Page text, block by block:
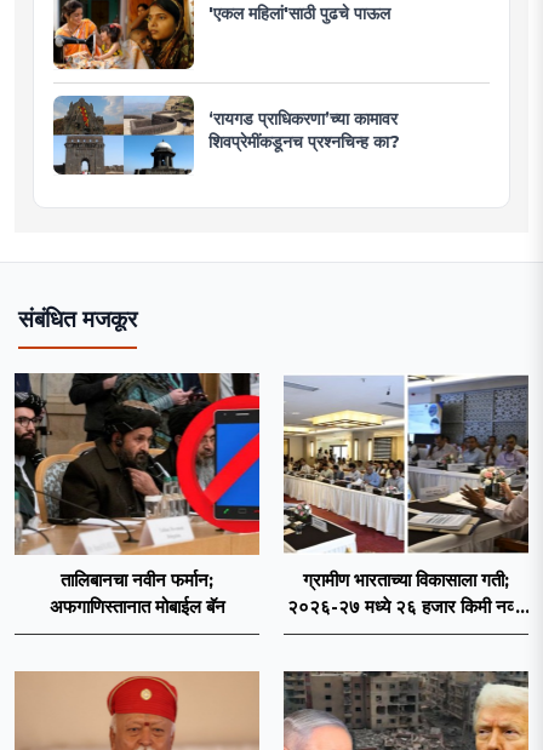
'एकल महिलां'साठी पुढचे पाऊल
‘रायगड प्राधिकरणा’च्या कामावर
शिवप्रेमींकडूनच प्रश्नचिन्ह का?
संबंधित मजकूर
तालिबानचा नवीन फर्मान;
अफगाणिस्तानात मोबाईल बॅन
ग्रामीण भारताच्या विकासाला गती;
२०२६-२७ मध्ये २६ हजार किमी नव्या
रस्त्यांचे लक्ष्य!